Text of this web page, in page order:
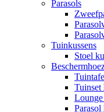
Parasols
Tuinkussens
Stoel
Tuinset
Lounge
Parasol